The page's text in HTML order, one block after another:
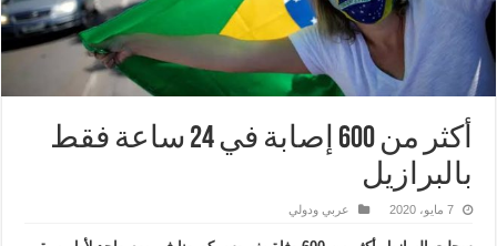
أكثر من 600 إصابة في 24 ساعة فقط
بالبرازيل
7 مايو، 2020 عربي ودولي